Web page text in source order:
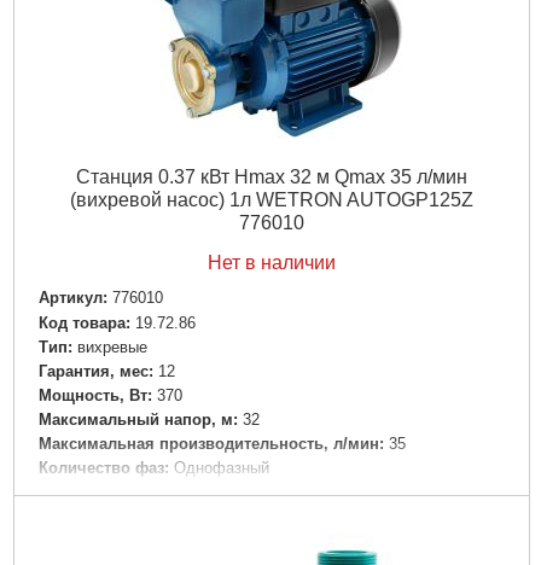
Максимальная температура перекачиваемой жидкости,
Максимальная высота всасывания, м: 8
Вес брутто (единицы), кг: 13.4
Габариты упаковки: 480x210x210 мм
Подробнее...
Станция 0.37 кВт Hmax 32 м Qmax 35 л/мин
(вихревой насос) 1л WETRON AUTOGP125Z
776010
Нет в наличии
Артикул: 776010
Код товара: 19.72.86
Tип: вихревые
Гарантия, мес: 12
Мощность, Вт: 370
Максимальный напор, м: 32
Максимальная производительность, л/мин: 35
Количество фаз: Однофазный
Напряжение: U 1 ~ 230 ± 10% В